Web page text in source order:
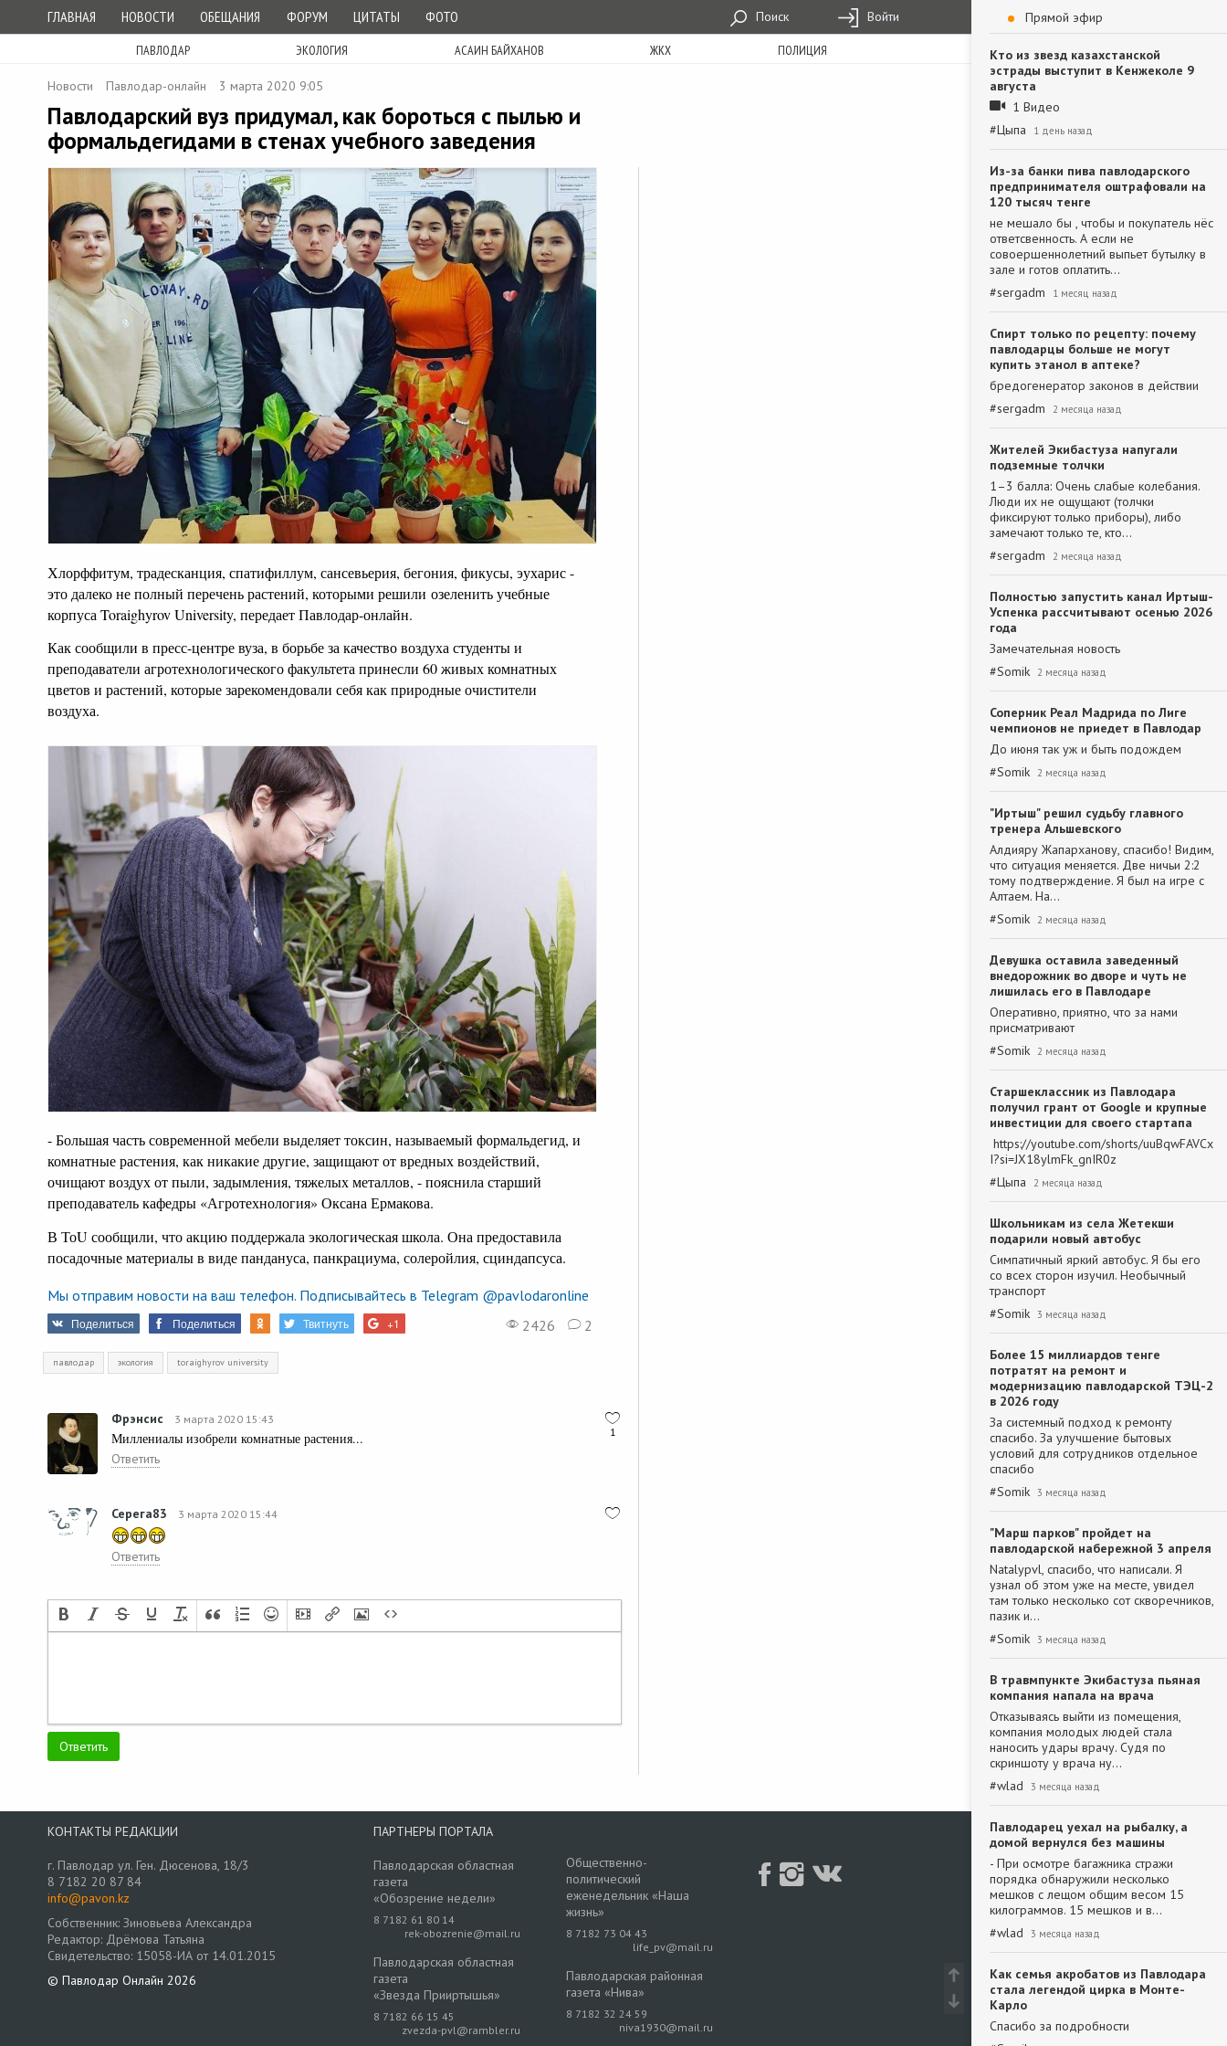
ГЛАВНАЯ НОВОСТИ ОБЕЩАНИЯ ФОРУМ ЦИТАТЫ ФОТО Поиск Войти
ПАВЛОДАР ЭКОЛОГИЯ АСАИН БАЙХАНОВ ЖКХ ПОЛИЦИЯ
Новости Павлодар-онлайн 3 марта 2020 9:05
Павлодарский вуз придумал, как бороться с пылью и
формальдегидами в стенах учебного заведения
Хлорффитум, традесканция, спатифиллум, сансевьерия, бегония, фикусы, эухарис -
это далеко не полный перечень растений, которыми решили озеленить учебные
корпуса Toraighyrov University, передает Павлодар-онлайн.
Как сообщили в пресс-центре вуза, в борьбе за качество воздуха студенты и
преподаватели агротехнологического факультета принесли 60 живых комнатных
цветов и растений, которые зарекомендовали себя как природные очистители
воздуха.
- Большая часть современной мебели выделяет токсин, называемый формальдегид, и
комнатные растения, как никакие другие, защищают от вредных воздействий,
очищают воздух от пыли, задымления, тяжелых металлов, - пояснила старший
преподаватель кафедры «Агротехнология» Оксана Ермакова.
В ТоU сообщили, что акцию поддержала экологическая школа. Она предоставила
посадочные материалы в виде пандануса, панкрациума, солеройлия, сциндапсуса.
Мы отправим новости на ваш телефон. Подписывайтесь в Telegram @pavlodaronline
Поделиться Поделиться Твитнуть +1 2426 2
павлодар экология toraighyrov university
1
Фрэнсис 3 марта 2020 15:43
Миллениалы изобрели комнатные растения...
Ответить
Серега83 3 марта 2020 15:44
Ответить
Прямой эфир
Кто из звезд казахстанской
эстрады выступит в Кенжеколе 9
августа
1 Видео
#Цыпа 1 день назад
Из-за банки пива павлодарского
предпринимателя оштрафовали на
120 тысяч тенге
не мешало бы , чтобы и покупатель нёс
ответсвенность. А если не
совоершеннолетний выпьет бутылку в
зале и готов оплатить…
#sergadm 1 месяц назад
Спирт только по рецепту: почему
павлодарцы больше не могут
купить этанол в аптеке?
бредогенератор законов в действии
#sergadm 2 месяца назад
Жителей Экибастуза напугали
подземные толчки
1–3 балла: Очень слабые колебания.
Люди их не ощущают (толчки
фиксируют только приборы), либо
замечают только те, кто…
#sergadm 2 месяца назад
Полностью запустить канал Иртыш-
Успенка рассчитывают осенью 2026
года
Замечательная новость
#Somik 2 месяца назад
Соперник Реал Мадрида по Лиге
чемпионов не приедет в Павлодар
До июня так уж и быть подождем
#Somik 2 месяца назад
"Иртыш" решил судьбу главного
тренера Альшевского
Алдияру Жапарханову, спасибо! Видим,
что ситуация меняется. Две ничьи 2:2
тому подтверждение. Я был на игре с
Алтаем. На…
#Somik 2 месяца назад
Девушка оставила заведенный
внедорожник во дворе и чуть не
лишилась его в Павлодаре
Оперативно, приятно, что за нами
присматривают
#Somik 2 месяца назад
Старшеклассник из Павлодара
получил грант от Google и крупные
инвестиции для своего стартапа
https://youtube.com/shorts/uuBqwFAVCx
I?si=JX18ylmFk_gnIR0z
#Цыпа 2 месяца назад
Школьникам из села Жетекши
подарили новый автобус
Симпатичный яркий автобус. Я бы его
со всех сторон изучил. Необычный
транспорт
#Somik 3 месяца назад
Более 15 миллиардов тенге
потратят на ремонт и
модернизацию павлодарской ТЭЦ-2
в 2026 году
За системный подход к ремонту
спасибо. За улучшение бытовых
условий для сотрудников отдельное
спасибо
#Somik 3 месяца назад
"Марш парков" пройдет на
павлодарской набережной 3 апреля
Natalypvl, спасибо, что написали. Я
узнал об этом уже на месте, увидел
там только несколько сот скворечников,
пазик и…
#Somik 3 месяца назад
В травмпункте Экибастуза пьяная
компания напала на врача
Отказываясь выйти из помещения,
компания молодых людей стала
наносить удары врачу. Судя по
скриншоту у врача ну…
#wlad 3 месяца назад
Павлодарец уехал на рыбалку, а
домой вернулся без машины
- При осмотре багажника стражи
порядка обнаружили несколько
мешков с лещом общим весом 15
килограммов. 15 мешков и в…
#wlad 3 месяца назад
Как семья акробатов из Павлодара
стала легендой цирка в Монте-
Карло
Спасибо за подробности
КОНТАКТЫ РЕДАКЦИИ
г. Павлодар ул. Ген. Дюсенова, 18/3
8 7182 20 87 84
info@pavon.kz
Собственник: Зиновьева Александра
Редактор: Дрёмова Татьяна
Свидетельство: 15058-ИА от 14.01.2015
© Павлодар Онлайн 2026
ПАРТНЕРЫ ПОРТАЛА
Павлодарская областная
газета
«Обозрение недели»
8 7182 61 80 14
rek-obozrenie@mail.ru
Павлодарская областная
газета
«Звезда Прииртышья»
8 7182 66 15 45
zvezda-pvl@rambler.ru
Общественно-
политический
еженедельник «Наша
жизнь»
8 7182 73 04 43
life_pv@mail.ru
Павлодарская районная
газета «Нива»
8 7182 32 24 59
niva1930@mail.ru